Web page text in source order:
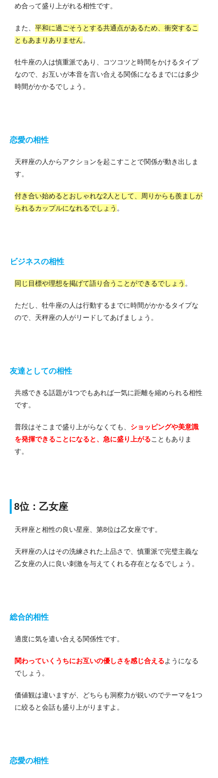
め合って盛り上がれる相性です。
また、 平和に過ごそうとする共通点があるため、衝突するこ
ともあまりありません。
牡牛座の人は慎重派であり、コツコツと時間をかけるタイプ
なので、お互いが本音を言い合える関係になるまでには多少
時間がかかるでしょう。
恋愛の相性
天秤座の人からアクションを起こすことで関係が動き出しま
す。
付き合い始めるとおしゃれな2人として、周りからも羨ましが
られるカップルになれるでしょう 。
ビジネスの相性
同じ目標や理想を掲げて語り合うことができるでしょう 。
ただし、牡牛座の人は行動するまでに時間がかかるタイプな
ので、天秤座の人がリードしてあげましょう。
友達としての相性
共感できる話題が1つでもあれば一気に距離を縮められる相性
です。
普段はそこまで盛り上がらなくても、 ショッピングや美意識
を発揮できることになると、急に盛り上がることもありま
す。
8位：乙女座
天秤座と相性の良い星座、第8位は乙女座です。
天秤座の人はその洗練された上品さで、慎重派で完璧主義な
乙女座の人に良い刺激を与えてくれる存在となるでしょう。
総合的相性
適度に気を遣い合える関係性です。
関わっていくうちにお互いの優しさを感じ合えるようになる
でしょう。
価値観は違いますが、どちらも洞察力が鋭いのでテーマを1つ
に絞ると会話も盛り上がりますよ。
恋愛の相性